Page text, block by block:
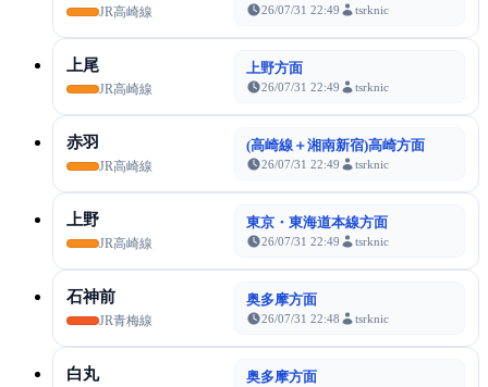
JR高崎線 26/07/31 22:49 tsrknic
上尾
JR高崎線
上野方面
26/07/31 22:49 tsrknic
赤羽
JR高崎線
(高崎線＋湘南新宿)高崎方面
26/07/31 22:49 tsrknic
上野
JR高崎線
東京・東海道本線方面
26/07/31 22:49 tsrknic
石神前
JR青梅線
奥多摩方面
26/07/31 22:48 tsrknic
白丸 奥多摩方面